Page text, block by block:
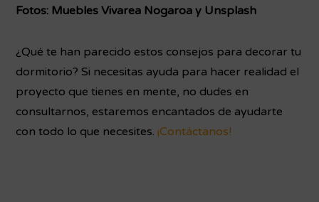
Fotos: Muebles Vivarea Nogaroa y Unsplash
¿Qué te han parecido estos consejos para decorar tu
dormitorio? Si necesitas ayuda para hacer realidad el
proyecto que tienes en mente, no dudes en
consultarnos, estaremos encantados de ayudarte
con todo lo que necesites. ¡Contáctanos!